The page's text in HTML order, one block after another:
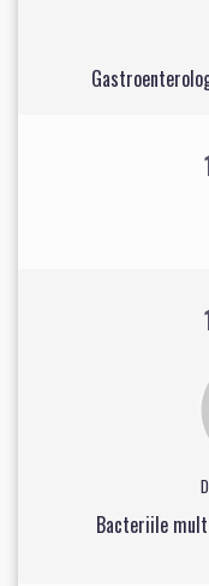
Bacteriile